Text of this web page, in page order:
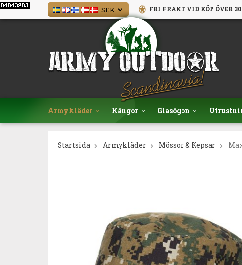
FRI FRAKT VID KÖP ÖVER
Armykläder Kängor Glasögon
Startsida Armykläder Mössor & Kepsar